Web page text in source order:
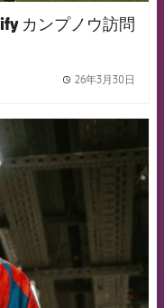
カンプノウ訪問
26年3月30日
badge